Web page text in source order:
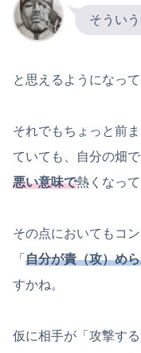
そうい
と思えるようになって
それでもちょっと前
ていても、自分の畑
悪い意味で熱くなって
その点においてもコ
「 自分が責（攻）め
すかね。
仮に相手が「攻撃す